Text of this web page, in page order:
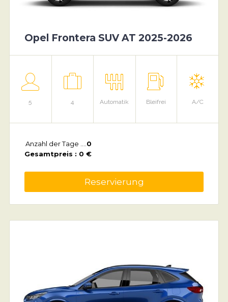
Opel Frontera SUV AT 2025-2026
5 4 Automatik Bleifrei A/C
Anzahl der Tage .... 0
Gesamtpreis : 0 €
Reservierung